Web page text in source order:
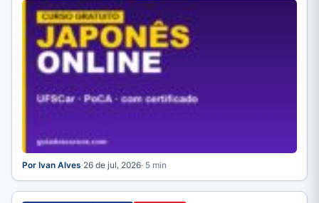
Por Ivan Alves·26 de jul, 2026· 5 min